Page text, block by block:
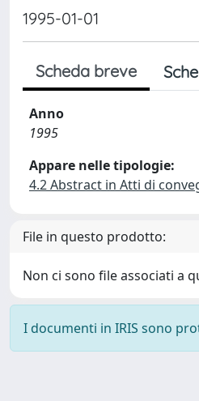
1995-01-01
Scheda breve
Anno
1995
Appare nelle tipologie:
4.2 Abstract in Atti di
File in questo prodotto:
Non ci sono file associati a
I documenti in IRIS sono